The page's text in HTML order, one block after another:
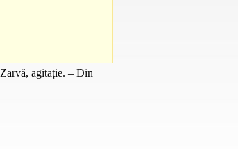
Zarvă, agitație. – Din